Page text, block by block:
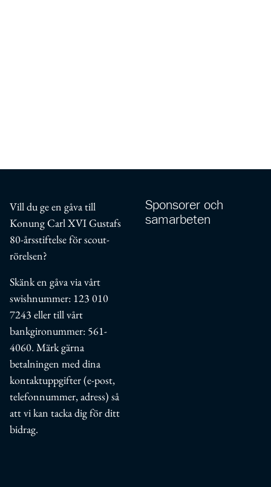
Vill du ge en gåva till
Konung Carl XVI Gustafs
80-års­stiftelse för scout­
rörelsen?
Skänk en gåva via vårt
swishnummer: 123 010
7243 eller till vårt
bankgironummer: 561-
4060. Märk gärna
betalningen med dina
kontaktuppgifter (e-post,
telefonnummer, adress) så
att vi kan tacka dig för ditt
bidrag.
Sponsorer och
samarbeten